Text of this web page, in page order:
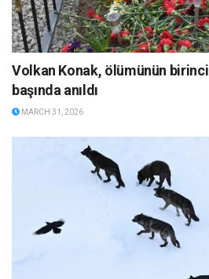
Volkan Konak, ölümünün birinci
başında anıldı
MARCH 31, 2026